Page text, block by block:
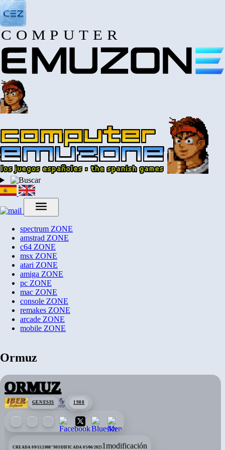
COMPUTER
spectrum ZONE
amstrad ZONE
c64 ZONE
msx ZONE
atari ZONE
amiga ZONE
pc ZONE
mac ZONE
console ZONE
remakes ZONE
arcade ZONE
mobile ZONE
Ormuz
ORMUZ
GENESIS 1988
CREADA 09/11/2008·MODIFICADA 05/06/20251modificación